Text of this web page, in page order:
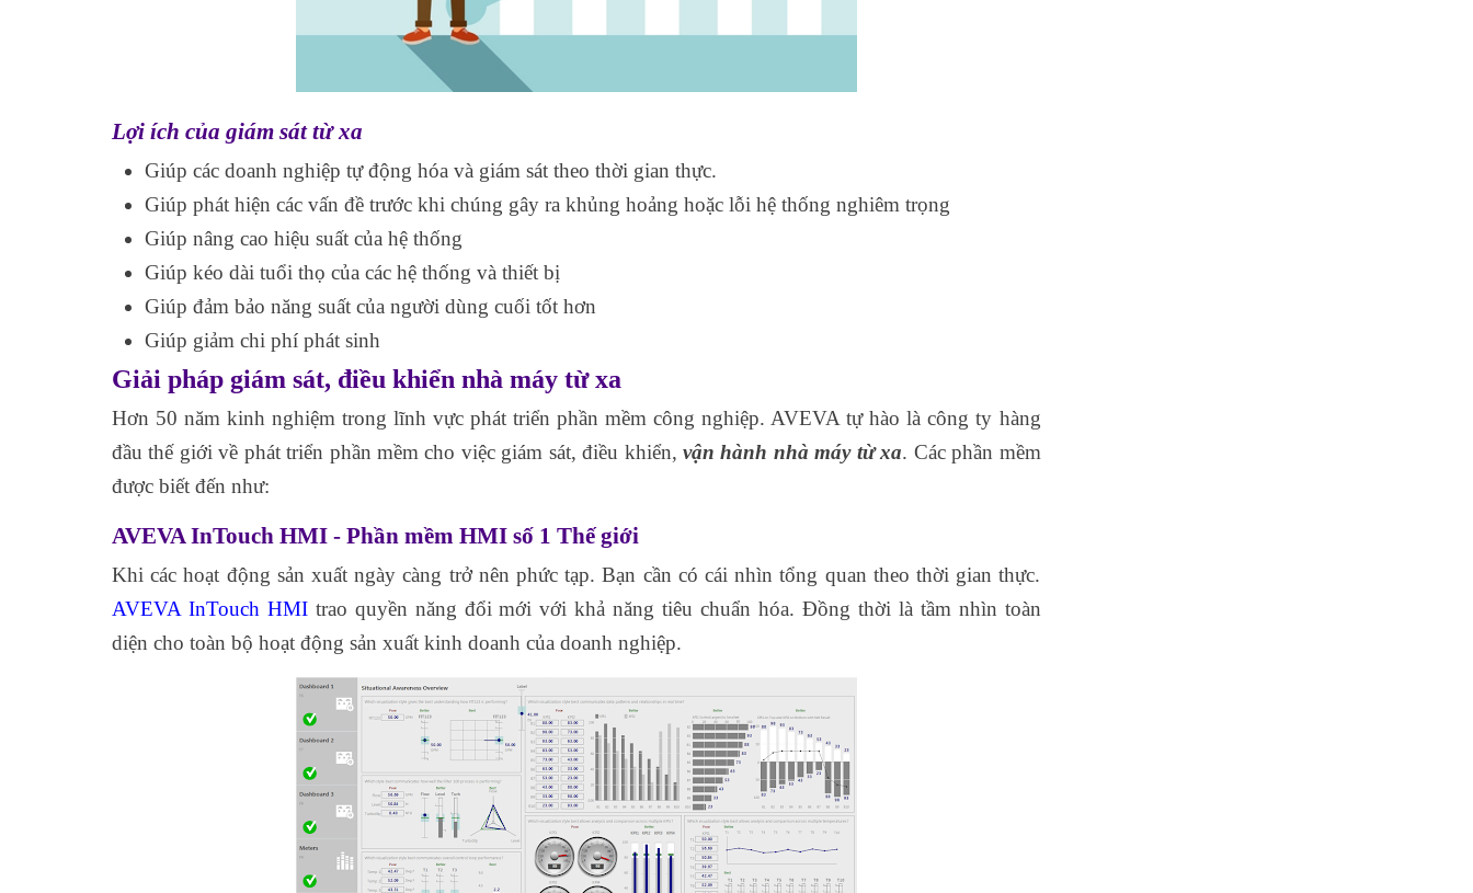
Lợi ích của giám sát từ xa
Giúp các doanh nghiệp tự động hóa và giám sát theo thời gian thực.
Giúp phát hiện các vấn đề trước khi chúng gây ra khủng hoảng hoặc lỗi hệ thống nghiêm trọng
Giúp nâng cao hiệu suất của hệ thống
Giúp kéo dài tuổi thọ của các hệ thống và thiết bị
Giúp đảm bảo năng suất của người dùng cuối tốt hơn
Giúp giảm chi phí phát sinh
Giải pháp giám sát, điều khiển nhà máy từ xa
Hơn 50 năm kinh nghiệm trong lĩnh vực phát triển phần mềm công nghiệp. AVEVA tự hào là công ty hàng
đầu thế giới về phát triển phần mềm cho việc giám sát, điều khiển,vận hành nhà máy từ xa. Các phần mềm
được biết đến như:
AVEVA InTouch HMI - Phần mềm HMI số 1 Thế giới
Khi các hoạt động sản xuất ngày càng trở nên phức tạp. Bạn cần có cái nhìn tổng quan theo thời gian thực.
AVEVA InTouch HMItrao quyền năng đổi mới với khả năng tiêu chuẩn hóa. Đồng thời là tầm nhìn toàn
diện cho toàn bộ hoạt động sản xuất kinh doanh của doanh nghiệp.